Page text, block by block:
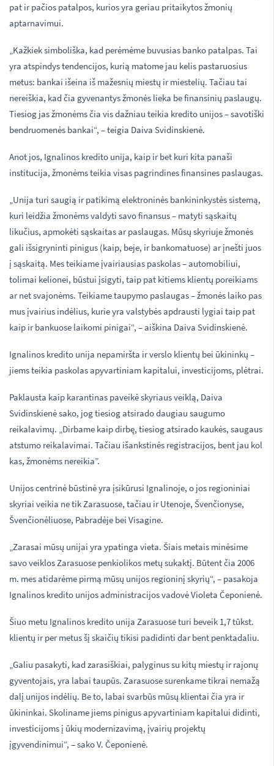
pat ir pačios patalpos, kurios yra geriau pritaikytos žmonių
aptarnavimui.
„Kažkiek simboliška, kad perėmėme buvusias banko patalpas. Tai
yra atspindys tendencijos, kurią matome jau kelis pastaruosius
metus: bankai išeina iš mažesnių miestų ir miestelių. Tačiau tai
nereiškia, kad čia gyvenantys žmonės lieka be finansinių paslaugų.
Tiesiog jas žmonėms čia vis dažniau teikia kredito unijos – savotiški
bendruomenės bankai“, – teigia Daiva Svidinskienė.
Anot jos, Ignalinos kredito unija, kaip ir bet kuri kita panaši
institucija, žmonėms teikia visas pagrindines finansines paslaugas.
„Unija turi saugią ir patikimą elektroninės bankininkystės sistemą,
kuri leidžia žmonėms valdyti savo finansus – matyti sąskaitų
likučius, apmokėti sąskaitas ar paslaugas. Mūsų skyriuje žmonės
gali išsigryninti pinigus (kaip, beje, ir bankomatuose) ar įnešti juos
į sąskaitą. Mes teikiame įvairiausias paskolas – automobiliui,
tolimai kelionei, būstui įsigyti, taip pat kitiems klientų poreikiams
ar net svajonėms. Teikiame taupymo paslaugas – žmonės laiko pas
mus įvairius indėlius, kurie yra valstybės apdrausti lygiai taip pat
kaip ir bankuose laikomi pinigai“, – aiškina Daiva Svidinskienė.
Ignalinos kredito unija nepamiršta ir verslo klientų bei ūkininkų –
jiems teikia paskolas apyvartiniam kapitalui, investicijoms, plėtrai.
Paklausta kaip karantinas paveikė skyriaus veiklą, Daiva
Svidinskienė sako, jog tiesiog atsirado daugiau saugumo
reikalavimų. „Dirbame kaip dirbę, tiesiog atsirado kaukės, saugaus
atstumo reikalavimai. Tačiau išankstinės registracijos, bent jau kol
kas, žmonėms nereikia”.
Unijos centrinė būstinė yra įsikūrusi Ignalinoje, o jos regioniniai
skyriai veikia ne tik Zarasuose, tačiau ir Utenoje, Švenčionyse,
Švenčionėliuose, Pabradėje bei Visagine.
„Zarasai mūsų unijai yra ypatinga vieta. Šiais metais minėsime
savo veiklos Zarasuose penkiolikos metų sukaktį. Būtent čia 2006
m. mes atidarėme pirmą mūsų unijos regioninį skyrių“, – pasakoja
Ignalinos kredito unijos administracijos vadovė Violeta Čeponienė.
Šiuo metu Ignalinos kredito unija Zarasuose turi beveik 1,7 tūkst.
klientų ir per metus šį skaičių tikisi padidinti dar bent penktadaliu.
„Galiu pasakyti, kad zarasiškiai, palyginus su kitų miestų ir rajonų
gyventojais, yra labai taupūs. Zarasuose surenkame tikrai nemažą
dalį unijos indėlių. Be to, labai svarbūs mūsų klientai čia yra ir
ūkininkai. Skoliname jiems pinigus apyvartiniam kapitalui didinti,
investicijoms į ūkių modernizavimą, įvairių projektų
įgyvendinimui“, – sako V. Čeponienė.